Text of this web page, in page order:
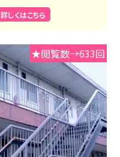
詳しくはこちら
★閲覧数→633回